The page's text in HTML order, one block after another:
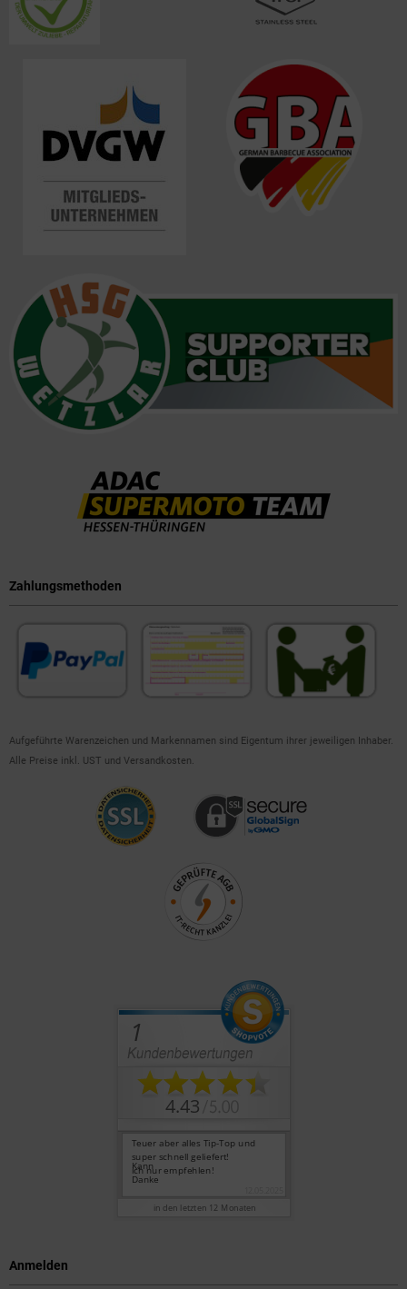
Zahlungsmethoden
Aufgeführte Warenzeichen und Markennamen sind Eigentum ihrer jeweiligen Inhaber.
Alle Preise inkl. UST und Versandkosten.
Anmelden